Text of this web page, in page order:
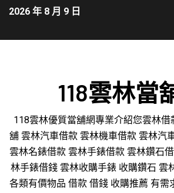
2026 年 8 月 9 日
118雲林當
118雲林優質當舖網專業介紹您雲林借
舖 雲林汽車借款 雲林機車借款 雲林汽
雲林名錶借款 雲林手錶借款 雲林鑽石
林手錶借錢 雲林收購手錶 收購鑽石 雲
各類有價物品 借款 借錢 收購推薦 有需